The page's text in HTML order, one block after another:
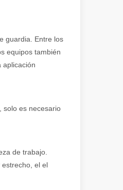
guardia. Entre los
equipos también
aplicación
solo es necesario
de trabajo.
el el